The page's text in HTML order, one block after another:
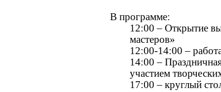
В программе:
12:00 – Открытие
мастеров»
12:00-14:00 –
14:00 –
участием
17:00 – круглый